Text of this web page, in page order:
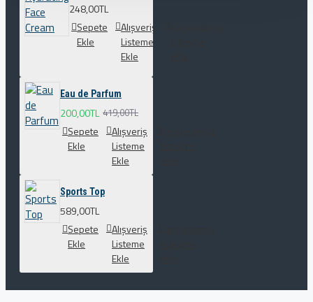
248,00TL
Sepete
Ekle
Alışveriş
Listeme
Ekle
Eau de Parfum
200,00TL 419,00TL
Sepete
Ekle
Alışveriş
Listeme
Ekle
Sports Top
589,00TL
Sepete
Ekle
Alışveriş
Listeme
Ekle